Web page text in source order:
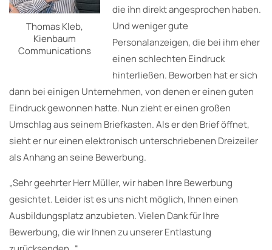
Thomas Kleb,
Kienbaum
Communications
die ihn direkt angesprochen haben.
Und weniger gute
Personalanzeigen, die bei ihm eher
einen schlechten Eindruck
hinterließen. Beworben hat er sich
dann bei einigen Unternehmen, von denen er einen guten
Eindruck gewonnen hatte. Nun zieht er einen großen
Umschlag aus seinem Briefkasten. Als er den Brief öffnet,
sieht er nur einen elektronisch unterschriebenen Dreizeiler
als Anhang an seine Bewerbung.
„Sehr geehrter Herr Müller, wir haben Ihre Bewerbung
gesichtet. Leider ist es uns nicht möglich, Ihnen einen
Ausbildungsplatz anzubieten. Vielen Dank für Ihre
Bewerbung, die wir Ihnen zu unserer Entlastung